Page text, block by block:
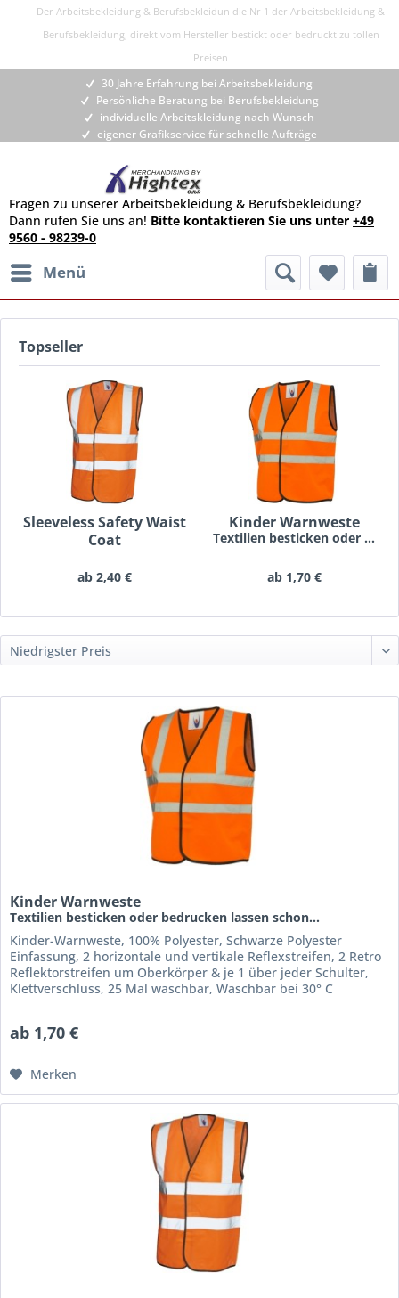
Der Arbeitsbekleidung & Berufsbekleidun die Nr 1 der Arbeitsbekleidung &
Berufsbekleidung, direkt vom Hersteller bestickt oder bedruckt zu tollen
Preisen
30 Jahre Erfahrung bei Arbeitsbekleidung
Persönliche Beratung bei Berufsbekleidung
individuelle Arbeitskleidung nach Wunsch
eigener Grafikservice für schnelle Aufträge
Fragen zu unserer Arbeitsbekleidung & Berufsbekleidung?
Dann rufen Sie uns an! Bitte kontaktieren Sie uns unter +49
9560 - 98239-0
Menü
Topseller
Sleeveless Safety Waist
Coat
ab 2,40 €
Kinder Warnweste
Textilien besticken oder bedrucken lassen schon...
ab 1,70 €
Kinder Warnweste
Textilien besticken oder bedrucken lassen schon...
Kinder-Warnweste, 100% Polyester, Schwarze Polyester
Einfassung, 2 horizontale und vertikale Reflexstreifen, 2 Retro
Reflektorstreifen um Oberkörper & je 1 über jeder Schulter,
Klettverschluss, 25 Mal waschbar, Waschbar bei 30° C
ab 1,70 €
Merken